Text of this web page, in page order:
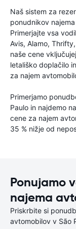
Naš sistem za
ponudnikov
Primerjajte vsa
Avis, Alamo,
naše cene
letališko doplačilo
za najem
Primerjamo
Paulo in najdemo
cene za najem
35 % nižje od
Ponujamo
najema
Priskrbite si
avtomobilov v São